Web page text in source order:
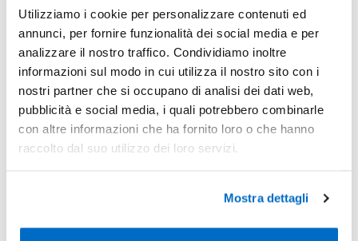
Utilizziamo i cookie per personalizzare contenuti ed
annunci, per fornire funzionalità dei social media e per
analizzare il nostro traffico. Condividiamo inoltre
informazioni sul modo in cui utilizza il nostro sito con i
nostri partner che si occupano di analisi dei dati web,
pubblicità e social media, i quali potrebbero combinarle
con altre informazioni che ha fornito loro o che hanno
raccolto dal suo utilizzo dei loro servizi.
Mostra dettagli
CALCOLA
PREVENTIVO
CALCOLA
PREVENTIVO